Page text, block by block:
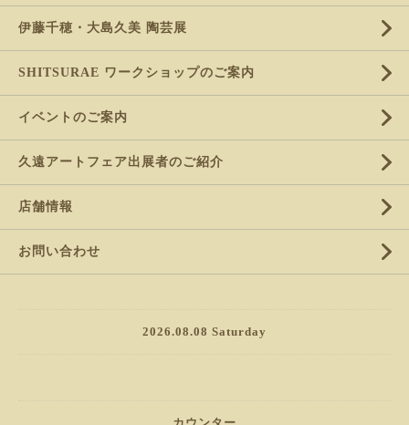
伊藤千穂・大島久美 陶芸展
SHITSURAE ワークショップのご案内
イベントのご案内
久遠アートフェア出展者のご紹介
店舗情報
お問い合わせ
2026.08.08 Saturday